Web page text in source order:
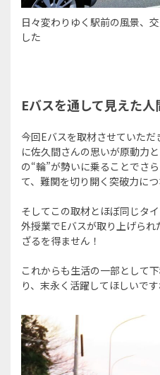
日々変わりゆく駅前の風景、
した
Eバスを通して見えた
今回Eバスを取材させていた
に佐久間さんの思いが原動力
の“輪”が勢いに乗ることでさ
て、難関を切り開く突破力に
そしてこの取材とほぼ同じタ
外授業でEバスが取り上げら
ざるを得ません！
これからも生活の一部として
り、末永く活躍してほしいです